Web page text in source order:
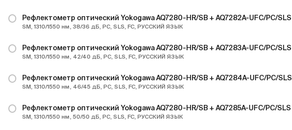
Рефлектометр оптический Yokogawa AQ7280-HR/SB + AQ7282A-UFC/PC/SLS
SM, 1310/1550 нм, 38/36 дБ, PC, SLS, FC, РУССКИЙ ЯЗЫК
Рефлектометр оптический Yokogawa AQ7280-HR/SB + AQ7283A-UFC/PC/SLS
SM, 1310/1550 нм, 42/40 дБ, PC, SLS, FC, РУССКИЙ ЯЗЫК
Рефлектометр оптический Yokogawa AQ7280-HR/SB + AQ7284A-UFC/PC/SLS
SM, 1310/1550 нм, 46/45 дБ, PC, SLS, FC, РУССКИЙ ЯЗЫК
Рефлектометр оптический Yokogawa AQ7280-HR/SB + AQ7285A-UFC/PC/SLS
SM, 1310/1550 нм, 50/50 дБ, PC, SLS, FC, РУССКИЙ ЯЗЫК